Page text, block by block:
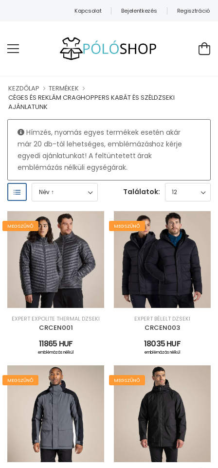
ÜDVÖZÖLJÜK WEBÁRUHÁZUNKBAN!
Kapcsolat Bejelentkezés Regisztráció
KEZDŐLAP
TERMÉKEK
CÉGES ÉS REKLÁM CRAGHOPPERS KABÁT ÉS SZÉLDZSEKI
AJÁNLATUNK
Hímzés, nyomás egyes termékek esetén akár
már 20 db-tól lehetséges, emblémázáshoz kérje
egyedi ajánlatunkat! A feltüntetett árak
emblémázás nélküli egységárak.
Találatok:
MEGSZŰNŐ
EXPERT EXPOLITE THERMAL DZSEKI
CRCEN001
11865 HUF
emblémázás nélkül
MEGSZŰNŐ
EXPERT BÉLELT DZSEKI
CRCEN003
18035 HUF
emblémázás nélkül
MEGSZŰNŐ MEGSZŰNŐ